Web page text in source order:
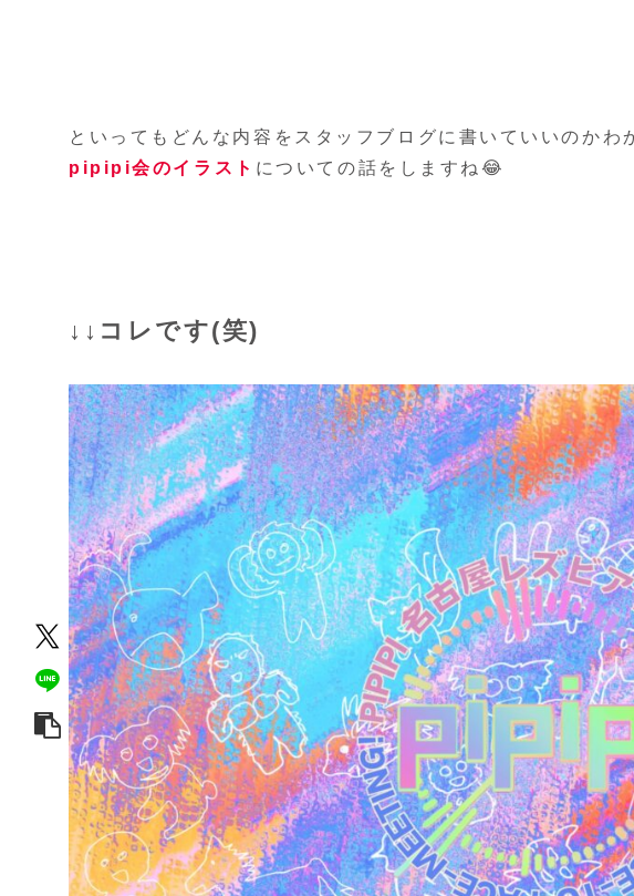
といってもどんな内容をスタッフブログに書いていいのかわ
pipipi会のイラスト についての話をしますね😂
↓↓ コレ です(笑)